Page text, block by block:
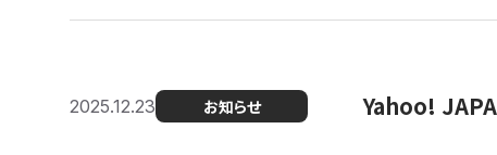
2025.12.23 お知らせ Yahoo!